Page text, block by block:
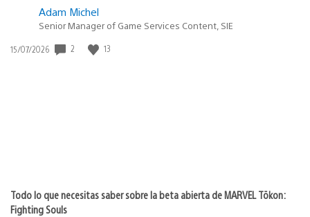
Adam Michel
Senior Manager of Game Services Content, SIE
Fecha
15/07/2026 2 13
Todo lo que necesitas saber sobre la beta abierta de MARVEL Tōkon:
Fighting Souls